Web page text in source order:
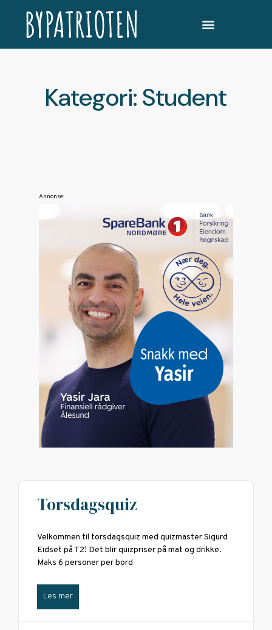
Kategori: Student
Annonse:
Torsdagsquiz
Velkommen til torsdagsquiz med quizmaster Sigurd
Eidset på T2! Det blir quizpriser på mat og drikke.
Maks 6 personer per bord
Les mer